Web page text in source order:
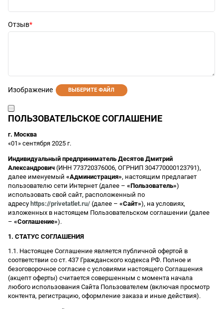
Отзыв
Изображение ВЫБЕРИТЕ ФАЙЛ
ПОЛЬЗОВАТЕЛЬСКОЕ СОГЛАШЕНИЕ
г. Москва
«01» сентября 2025 г.
Индивидуальный предприниматель Десятов Дмитрий
Александрович (ИНН 773720376006, ОГРНИП 304770000123791),
далее именуемый «Администрация», настоящим предлагает
пользователю сети Интернет (далее – «Пользователь»)
использовать свой сайт, расположенный по
адресу https://privetatlet.ru/ (далее – «Сайт»), на условиях,
изложенных в настоящем Пользовательском соглашении (далее
– «Соглашение»).
1. СТАТУС СОГЛАШЕНИЯ
1.1. Настоящее Соглашение является публичной офертой в
соответствии со ст. 437 Гражданского кодекса РФ. Полное и
безоговорочное согласие с условиями настоящего Соглашения
(акцепт оферты) считается совершенным с момента начала
любого использования Сайта Пользователем (включая просмотр
контента, регистрацию, оформление заказа и иные действия).